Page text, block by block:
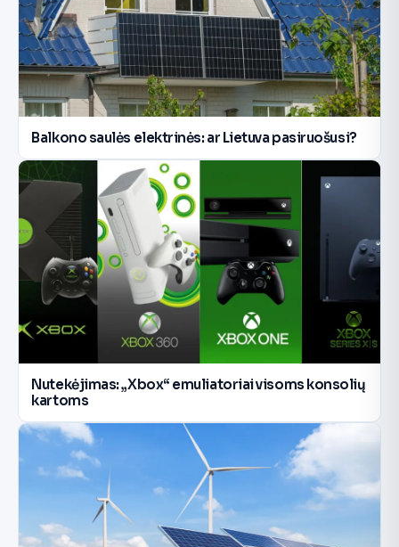
Balkono saulės elektrinės: ar Lietuva pasiruošusi?
Nutekėjimas: „Xbox“ emuliatoriai visoms konsolių
kartoms